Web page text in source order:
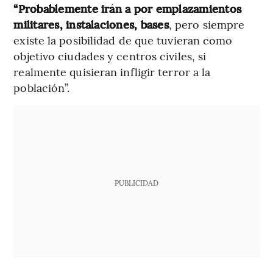
“Probablemente irán a por emplazamientos
militares, instalaciones, bases, pero siempre
existe la posibilidad de que tuvieran como
objetivo ciudades y centros civiles, si
realmente quisieran infligir terror a la
población”.
PUBLICIDAD